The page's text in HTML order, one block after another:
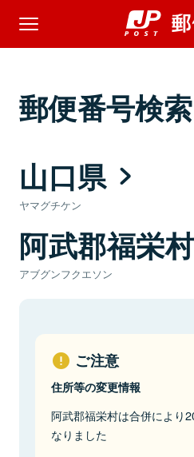
郵便番号検索
山口県
ヤマグチケン
阿武郡福栄村
アブグンフクエソン
ご注意
住所等の変更情報
阿武郡福栄村は合併により
なりました